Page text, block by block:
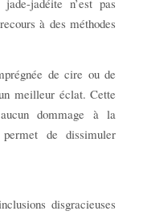
à des méthodes
de cire ou de
meilleur éclat. Cette
dommage à la
de dissimuler
disgracieuses